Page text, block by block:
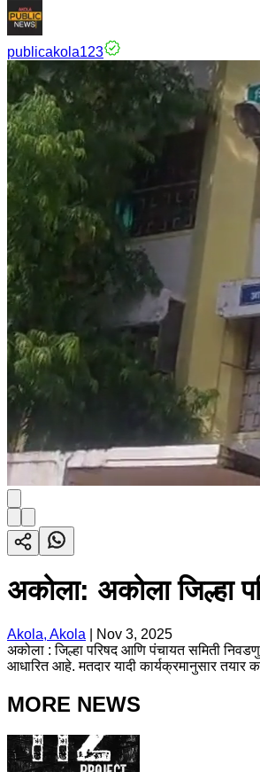
publicakola123
अकोला: अकोला जिल्हा
Akola, Akola
Nov 3, 2025
अकोला : जिल्हा परिषद आणि पंचायत समिती
आधारित आहे. मतदार यादी कार्यक्रमानुसार तयार
MORE NEWS